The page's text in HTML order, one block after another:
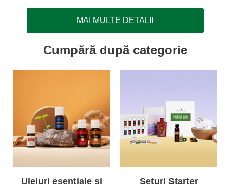
MAI MULTE DETALII
Cumpără după categorie
Uleiuri esențiale și
Seturi Starter